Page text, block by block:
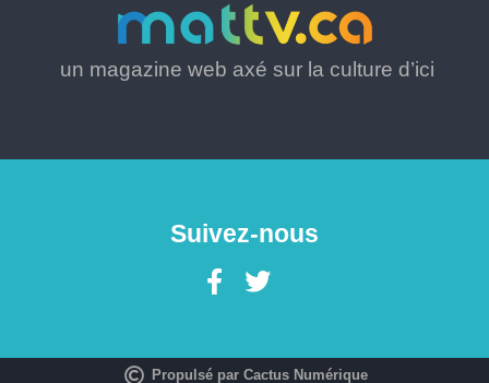
un magazine web axé sur la culture d’ici
Suivez-nous
Propulsé par Cactus Numérique